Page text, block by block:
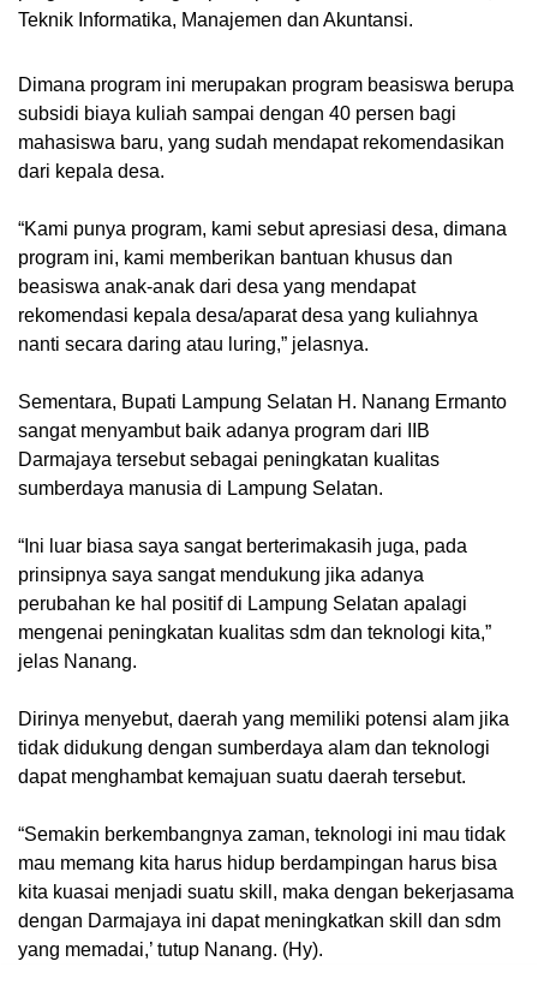
Teknik Informatika, Manajemen dan Akuntansi.
Dimana program ini merupakan program beasiswa berupa
subsidi biaya kuliah sampai dengan 40 persen bagi
mahasiswa baru, yang sudah mendapat rekomendasikan
dari kepala desa.
“Kami punya program, kami sebut apresiasi desa, dimana
program ini, kami memberikan bantuan khusus dan
beasiswa anak-anak dari desa yang mendapat
rekomendasi kepala desa/aparat desa yang kuliahnya
nanti secara daring atau luring,” jelasnya.
Sementara, Bupati Lampung Selatan H. Nanang Ermanto
sangat menyambut baik adanya program dari IIB
Darmajaya tersebut sebagai peningkatan kualitas
sumberdaya manusia di Lampung Selatan.
“Ini luar biasa saya sangat berterimakasih juga, pada
prinsipnya saya sangat mendukung jika adanya
perubahan ke hal positif di Lampung Selatan apalagi
mengenai peningkatan kualitas sdm dan teknologi kita,”
jelas Nanang.
Dirinya menyebut, daerah yang memiliki potensi alam jika
tidak didukung dengan sumberdaya alam dan teknologi
dapat menghambat kemajuan suatu daerah tersebut.
“Semakin berkembangnya zaman, teknologi ini mau tidak
mau memang kita harus hidup berdampingan harus bisa
kita kuasai menjadi suatu skill, maka dengan bekerjasama
dengan Darmajaya ini dapat meningkatkan skill dan sdm
yang memadai,’ tutup Nanang. (Hy).